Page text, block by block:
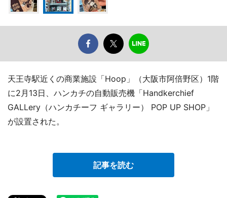
天王寺駅近くの商業施設「Hoop」（大阪市阿倍野区）1階
に2月13日、ハンカチの自動販売機「Handkerchief
GALLery（ハンカチーフ ギャラリー） POP UP SHOP」
が設置された。
記事を読む